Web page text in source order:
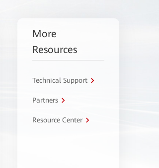
More
Resources
Technical Support
Partners
Resource Center